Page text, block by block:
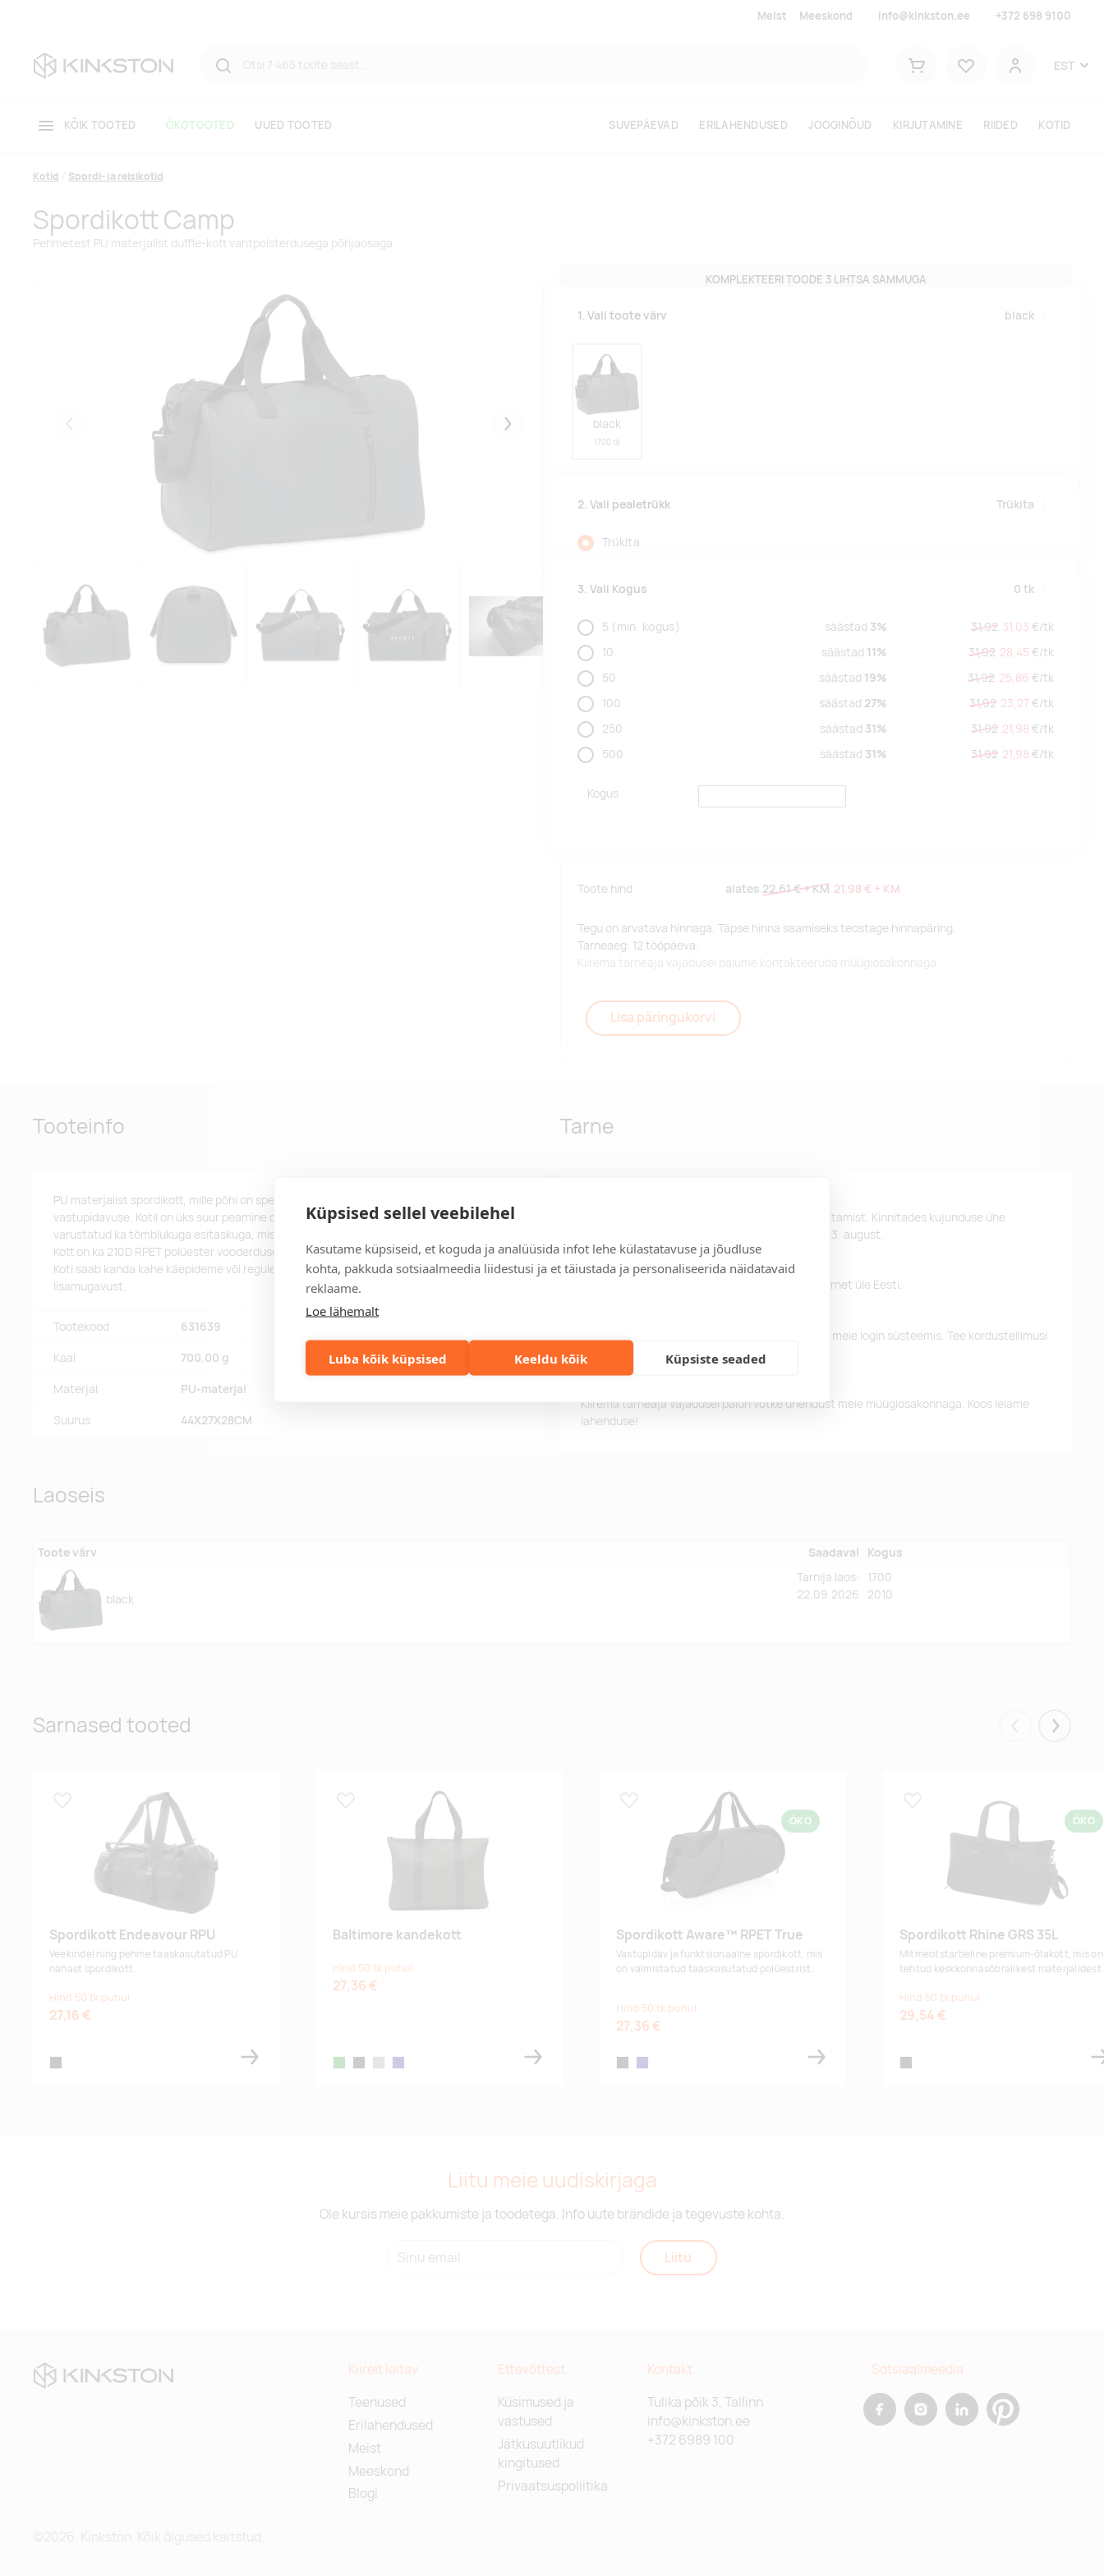
Küpsised sellel veebilehel
Kasutame küpsiseid, et koguda ja analüüsida infot lehe külastatavuse ja jõudluse
kohta, pakkuda sotsiaalmeedia liidestusi ja et täiustada ja personaliseerida näidatavaid
reklaame.
Loe lähemalt
Luba kõik küpsised Keeldu kõik Küpsiste seaded
Meist Meeskond info@kinkston.ee +372 698 9100
Ostukorv
Kasutaja
EST
KÕIK TOOTED ÖKOTOOTED UUED TOOTED SUVEPÄEVAD ERILAHENDUSED JOOGINÕUD KIRJUTAMINE RIIDED KOTID
Kotid Spordi- ja reisikotid
Spordikott Camp
Pehmetest PU materjalist duffle-kott vahtpolsterdusega põhjaosaga
Järgmised
KOMPLEKTEERI TOODE 3 LIHTSA SAMMUGA
1. Vali toote värv black
black
1700 tk
2. Vali pealetrükk Trükita
Trükita
3. Vali Kogus 0 tk
5 (min. kogus) säästad 3% 31,92 31,03 €/tk
10
säästad 11% 31,92 28,45 €/tk
50
säästad 19% 31,92 25,86 €/tk
100
säästad 27% 31,92 23,27 €/tk
250
säästad 31% 31,92 21,98 €/tk
500
säästad 31% 31,92 21,98 €/tk
Kogus
Toote hind alates 22,61 €+ KM 21,98 € + KM
Tegu on arvatava hinnaga. Täpse hinna saamiseks teostage hinnapäring.
Tarneaeg: 12 tööpäeva.
Kiirema tarneaja vajadusel palume kontakteeruda müügiosakonnaga.
Lisa päringukorvi
Tooteinfo
PU materjalist spordikott, mille põhi on spetsiaalse vahtpolsterduseg, mis tagab lisa
vastupidavuse. Kotil on üks suur peamine osa - ideaalne ruum teie asjadele. Kott on
varustatud ka tõmblukuga esitaskuga, mis on suurepärane väiksemate esemete jaoks.
Kott on ka 210D RPET polüester vooderdusega, mis lisab vastupidavust ja vastupidavust.
Koti saab kanda kahe käepideme või reguleeritava ja eemaldatava õlarihma abil, mis pakub
lisamugavust.
Tootekood 631639
Kaal 700,00 g
Materjal PU-materjal
Suurus 44X27X28CM
Tarne
Tarneaeg on 12 tööpäeva pärast kujunduse kinnitamist. Kinnitades kujunduse ühe
tööpäeva jooksul, saate tooted kätte hiljemalt 23. august.
Tarne tingimused
Üle 500 euro tellimuste puhul pakume tasuta tarnet üle Eesti.
Jälgi oma olemasolevaid ning eelnevaid tellimusi meie login süsteemis. Tee kordustellimusi
lihtsalt.
Kiirema tarneaja vajadusel palun võtke ühendust meie müügiosakonnaga. Koos leiame
lahenduse!
Laoseis
Toote värv Saadaval Kogus
black
Tarnija laos:
22.09.2026
1700
2010
Sarnased tooted Eelmised
Spordikott Endeavour RPU
Veekindel ning pehme taaskasutatud PU
nahast spordikott.
Hind 50 tk puhul
27,16 €
Baltimore kandekott
Hind 50 tk puhul
27,36 €
ÖKO
Spordikott Aware™ RPET True
Vastupidav ja funktsionaalne spordikott, mis
on valmistatud taaskasutatud polüestrist.
Hind 50 tk puhul
27,36 €
ÖKO
Spordikott Rhine GRS 35L
Mitmeotstarbeline premium-õlakott, mis on
tehtud keskkonnasõbralikest materjalidest.
Hind 50 tk puhul
29,54 €
Liitu meie uudiskirjaga
Ole kursis meie pakkumiste ja toodetega. Info uute brändide ja tegevuste kohta.
Liitu
Kiirelt leitav
Teenused
Erilahendused
Meist
Meeskond
Blogi
Ettevõttest
Küsimused ja
vastused
Jätkusuutlikud
kingitused
Privaatsuspoliitika
Kontakt
Tulika põik 3, Tallinn
info@kinkston.ee
+372 6989 100
Sotsiaalmeedia